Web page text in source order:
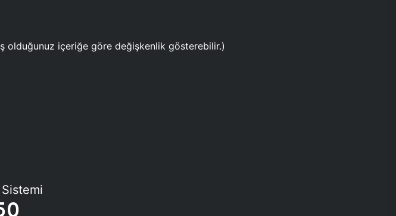
olduğunuz içeriğe göre değişkenlik gösterebilir.)
Sistemi